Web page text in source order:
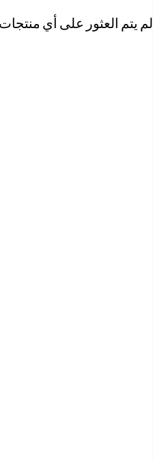
لم يتم العثور على أي منتجات